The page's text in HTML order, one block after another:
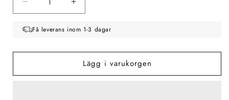
Minska
kvantitet
för
Öka
kvantitet
för
med
Få leverans inom 1-3 dagar
Lägg i varukorgen